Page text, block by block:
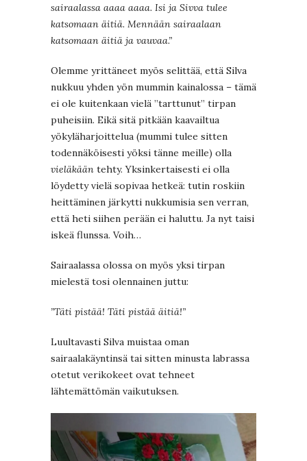
sairaalassa aaaa aaaa. Isi ja Sivva tulee
katsomaan äitiä. Mennään sairaalaan
katsomaan äitiä ja vauvaa.”
Olemme yrittäneet myös selittää, että Silva
nukkuu yhden yön mummin kainalossa – tämä
ei ole kuitenkaan vielä ”tarttunut” tirpan
puheisiin. Eikä sitä pitkään kaavailtua
yökyläharjoittelua (mummi tulee sitten
todennäköisesti yöksi tänne meille) olla
vieläkään tehty. Yksinkertaisesti ei olla
löydetty vielä sopivaa hetkeä: tutin roskiin
heittäminen järkytti nukkumisia sen verran,
että heti siihen perään ei haluttu. Ja nyt taisi
iskeä flunssa. Voih…
Sairaalassa olossa on myös yksi tirpan
mielestä tosi olennainen juttu:
”Täti pistää! Täti pistää äitiä!”
Luultavasti Silva muistaa oman
sairaalakäyntinsä tai sitten minusta labrassa
otetut verikokeet ovat tehneet
lähtemättömän vaikutuksen.